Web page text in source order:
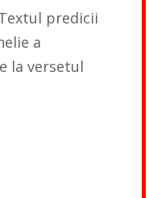
predicii
a
la versetul